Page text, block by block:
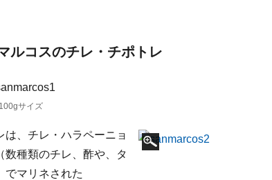
ルコスのチレ・チポトレ
サイズ
は、チレ・ハラペーニョ
種類のチレ、酢や、タ
でマリネされた